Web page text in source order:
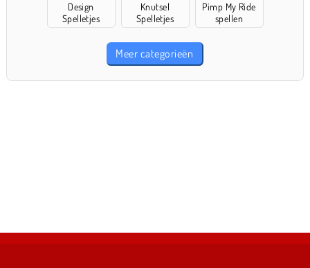
Design
Spelletjes
Knutsel
Spelletjes
Pimp My Ride
spellen
Meer categorieën